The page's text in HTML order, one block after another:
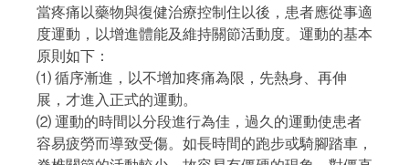
當疼痛以藥物與復健治療控制住以後，患者應從事適
度運動，以增進體能及維持關節活動度。運動的基本
原則如下：
⑴ 循序漸進，以不增加疼痛為限，先熱身、再伸
展，才進入正式的運動。
⑵ 運動的時間以分段進行為佳，過久的運動使患者
容易疲勞而導致受傷。如長時間的跑步或騎腳踏車，